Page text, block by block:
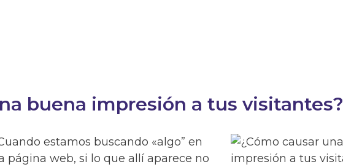
buena impresión a tus visitantes?
estamos buscando «algo” en
página web, si lo que allí aparece no